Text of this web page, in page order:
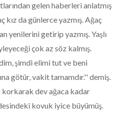
gelen haberleri anlatmış
kız da günlerce yazmış. Ağaç
yenilerini getirip yazmış. Yaşlı
çok az söz kalmış.
şimdi elimi tut ve beni
götür, vakit tamamdır.'' demiş.
korkarak dev ağaca kadar
kovuk iyice büyümüş.